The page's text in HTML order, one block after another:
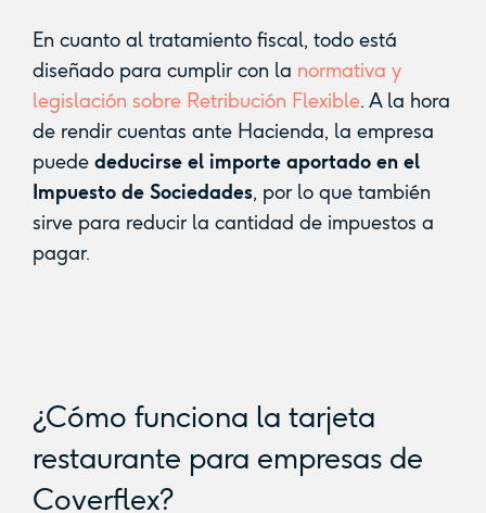
En cuanto al tratamiento fiscal, todo está
diseñado para cumplir con la normativa y
legislación sobre Retribución Flexible. A la hora
de rendir cuentas ante Hacienda, la empresa
puede deducirse el importe aportado en el
Impuesto de Sociedades, por lo que también
sirve para reducir la cantidad de impuestos a
pagar.
¿Cómo funciona la tarjeta
restaurante para empresas de
Coverflex?